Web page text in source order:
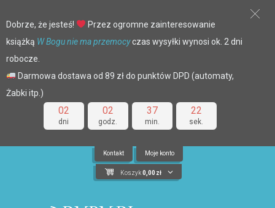
02
dni
02
godz.
37
min.
21
sek.
Dobrze, że jesteś!
Przez ogromne zainteresowanie
książką W Bogu nie ma przemocyczas wysyłki wynosi ok. 2 dni
robocze.
Darmowa dostawa od 89 zł do punktów DPD (automaty,
Żabki itp.)
Kontakt Moje konto
Koszyk 0,00 zł